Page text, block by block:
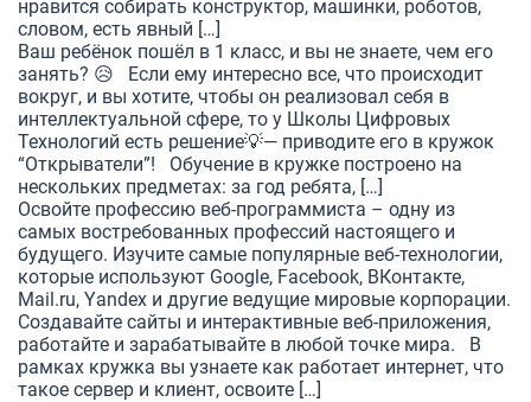
нравится собирать конструктор, машинки, роботов,
словом, есть явный […]
Ваш ребёнок пошёл в 1 класс, и вы не знаете, чем его
занять? 😥 Если ему интересно все, что происходит
вокруг, и вы хотите, чтобы он реализовал себя в
интеллектуальной сфере, то у Школы Цифровых
Технологий есть решение💡— приводите его в кружок
“Открыватели”! Обучение в кружке построено на
нескольких предметах: за год ребята, […]
Освойте профессию веб-программиста – одну из
самых востребованных профессий настоящего и
будущего. Изучите самые популярные веб-технологии,
которые используют Google, Facebook, ВКонтакте,
Mail.ru, Yandex и другие ведущие мировые корпорации.
Создавайте сайты и интерактивные веб-приложения,
работайте и зарабатывайте в любой точке мира. В
рамках кружка вы узнаете как работает интернет, что
такое сервер и клиент, освоите […]